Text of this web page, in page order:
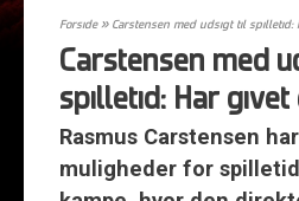
Forside» Carstensen med udsigt til spilletid:
Carstensen med
spilletid: Har givet
Rasmus Carstensen
muligheder for